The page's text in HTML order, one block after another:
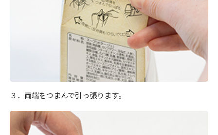
３．両端をつまんで引っ張ります。